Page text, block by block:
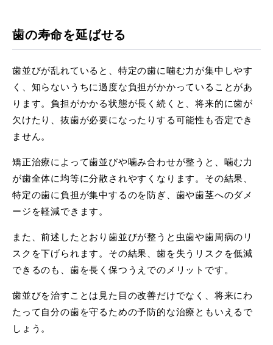
歯の寿命を延ばせる
歯並びが乱れていると、特定の歯に噛む力が集中しやす
く、知らないうちに過度な負担がかかっていることがあ
ります。負担がかかる状態が長く続くと、将来的に歯が
欠けたり、抜歯が必要になったりする可能性も否定でき
ません。
矯正治療によって歯並びや噛み合わせが整うと、噛む力
が歯全体に均等に分散されやすくなります。その結果、
特定の歯に負担が集中するのを防ぎ、歯や歯茎へのダメ
ージを軽減できます。
また、前述したとおり歯並びが整うと虫歯や歯周病のリ
スクを下げられます。その結果、歯を失うリスクを低減
できるのも、歯を長く保つうえでのメリットです。
歯並びを治すことは見た目の改善だけでなく、将来にわ
たって自分の歯を守るための予防的な治療ともいえるで
しょう。